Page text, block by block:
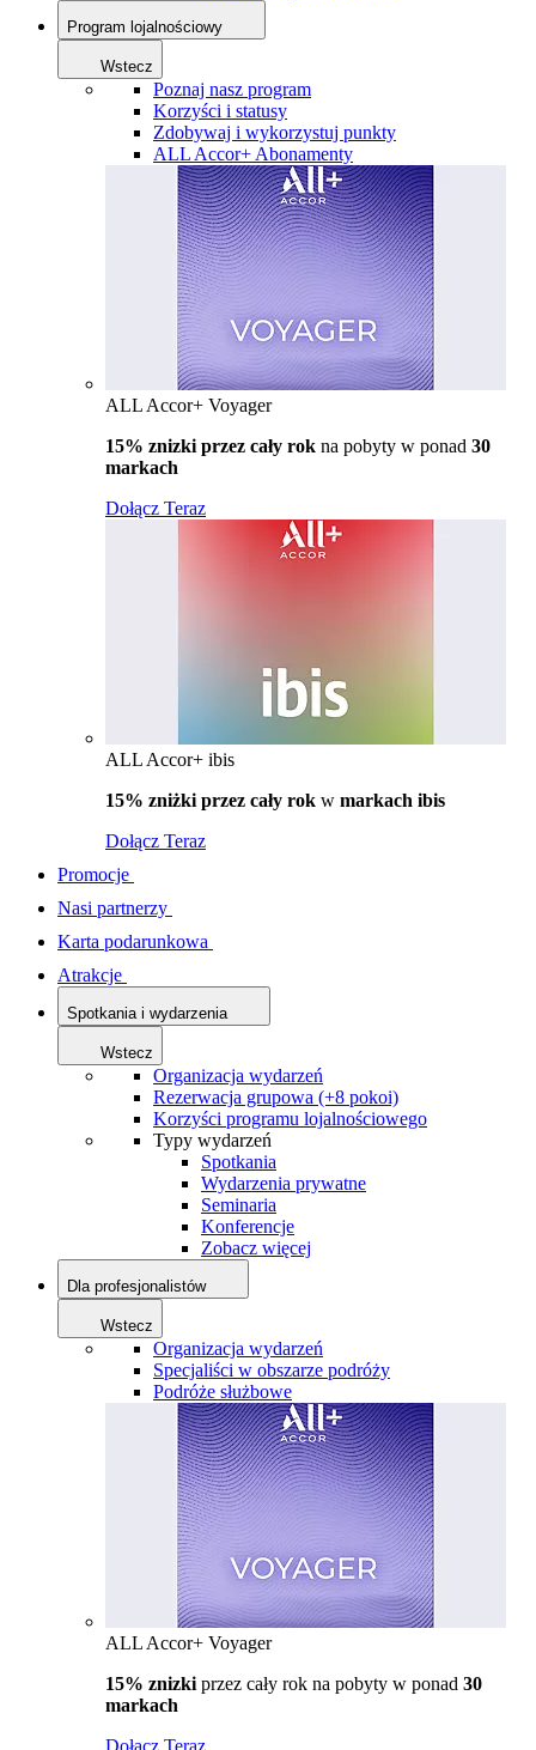
Program lojalnościowy
Wstecz
Poznaj nasz program
Korzyści i statusy
Zdobywaj i wykorzystuj punkty
ALL Accor+ Abonamenty
ALL Accor+ Voyager
15% znizki przez cały rok na pobyty w ponad 30
markach
Dołącz Teraz
ALL Accor+ ibis
15% zniżki przez cały rok w markach ibis
Dołącz Teraz
Promocje
Nasi partnerzy
Karta podarunkowa
Atrakcje
Spotkania i wydarzenia
Wstecz
Organizacja wydarzeń
Rezerwacja grupowa (+8 pokoi)
Korzyści programu lojalnościowego
Typy wydarzeń
Spotkania
Wydarzenia prywatne
Seminaria
Konferencje
Zobacz więcej
Dla profesjonalistów
Wstecz
Organizacja wydarzeń
Specjaliści w obszarze podróży
Podróże służbowe
ALL Accor+ Voyager
15% znizki przez cały rok na pobyty w ponad 30
markach
Dołącz Teraz